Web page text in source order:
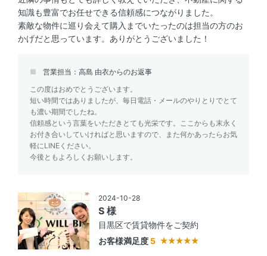
知識も豊富でお任せできる信頼感につながりました。
素敵な物件に巡り会えて購入までいたったのは担当の方のお
かげだと思っています。ありがとうございました！
営業担当：高島 由衣からのお返事
この度はおめでとうございます。
短い時間ではありましたが、毎日電話・メールのやりとりでとて
も濃い期間でしたね。
信頼感という言葉をいただきとても光栄です。ここからも末永く
お付き合いしていければと思いますので、また何かあったらお気
軽にLINEください。
今後ともよろしくお願いします。
2024-10-28
S 様
目黒区で賃貸物件をご契約
お客様満足度 5